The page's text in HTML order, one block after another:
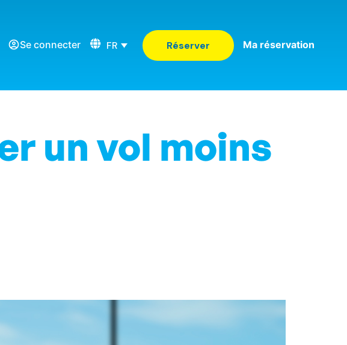
Se connecter FR Réserver Ma réservation
un vol moins